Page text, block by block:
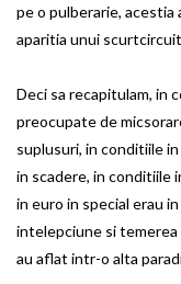
pe o pulberarie,
aparitia unui
Deci sa recapitulam, in
preocupate de
suplusuri, in conditiile
in scadere, in conditiile
in euro in special erau
intelepciune si temerea
au aflat intr-o alta